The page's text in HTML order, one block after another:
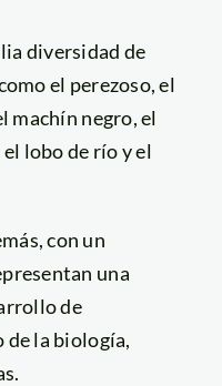
diversidad de
el perezoso, el
machín negro, el
lobo de río y el
con un
una
de
de la biología,